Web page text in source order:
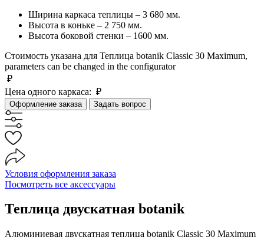
Ширина каркаса теплицы – 3 680 мм.
Высота в коньке – 2 750 мм.
Высота боковой стенки – 1600 мм.
Стоимость указана для Теплица botanik Classic 30 Maximum,
parameters can be changed in the configurator
₽
Цена одного каркаса: ₽
Оформление заказа Задать вопрос
Условия оформления заказа
Посмотреть все аксессуары
Теплица двускатная botanik
Алюминиевая двускатная теплица botanik Classic 30 Maximum